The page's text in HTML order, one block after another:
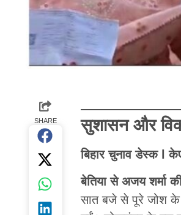
SHARE सुशासन और
बिहार चुनाव डेस्क l
बेतिया से अजय शर्मा की
सात बजे से पूरे जोश के